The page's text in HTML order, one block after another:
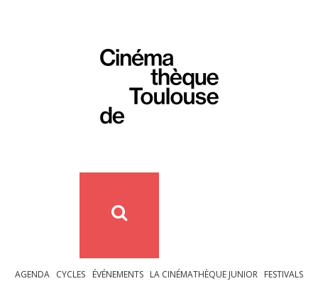
AGENDA CYCLES ÉVÉNEMENTS LA CINÉMATHÈQUE JUNIOR FESTIVALS